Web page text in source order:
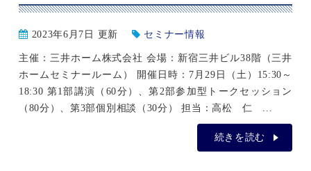
2023年6月7日 更新 セミナー情報
主催：三井ホーム株式会社 会場：新宿三井ビル38階（三井
ホームセミナールーム） 開催日時：7月29日（土）15:30～
18:30 第1部講演（60分）、第2部参加型トークセッション
（80分）、第3部個別相談（30分） 担当：高松 仁 ...
続きを読む